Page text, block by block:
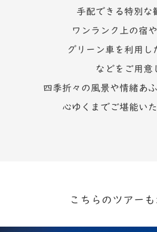
手配できる特別な
ワンランク上の宿や
グリーン車を利用し
などをご用意
四季折々の風景や情緒あ
心ゆくまでご堪能い
こちらのツアー